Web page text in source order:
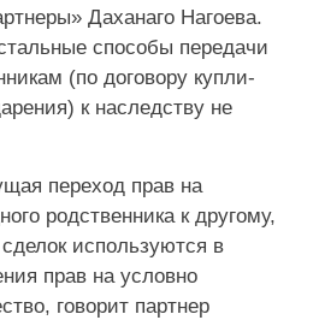
Даханаго Нагоева.
способы передачи
(по договору купли-
к наследству не
переход прав на
родственника к другому,
используются в
прав на условно
говорит партнер